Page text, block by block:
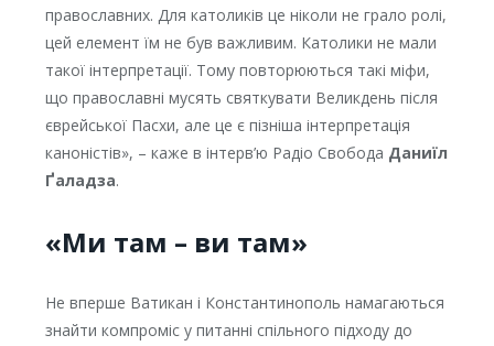
православних. Для католиків це ніколи не грало ролі,
цей елемент їм не був важливим. Католики не мали
такої інтерпретації. Тому повторюються такі міфи,
що православні мусять святкувати Великдень після
єврейської Пасхи, але це є пізніша інтерпретація
каноністів», – каже в інтерв’ю Радіо Свобода Даниїл
Ґаладза.
«Ми там – ви там»
Не вперше Ватикан і Константинополь намагаються
знайти компроміс у питанні спільного підходу до